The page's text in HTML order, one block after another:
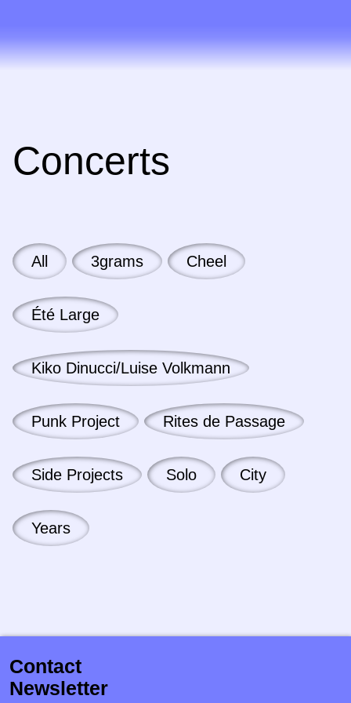
Concerts
All 3grams Cheel
Été Large
Kiko Dinucci/Luise Volkmann
Punk Project Rites de Passage
Side Projects Solo City
Years
Contact
Newsletter